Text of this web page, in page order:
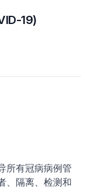
19)
所有冠病病例管
、隔离、检测和